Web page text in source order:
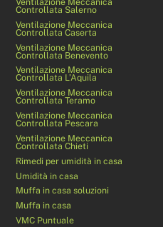
Controllata Salerno
Ventilazione Meccanica
Controllata Caserta
Ventilazione Meccanica
Controllata Benevento
Ventilazione Meccanica
Controllata L’Aquila
Ventilazione Meccanica
Controllata Teramo
Ventilazione Meccanica
Controllata Pescara
Ventilazione Meccanica
Controllata Chieti
Rimedi per umidità in casa
Umidità in casa
Muffa in casa soluzioni
Muffa in casa
VMC Puntuale